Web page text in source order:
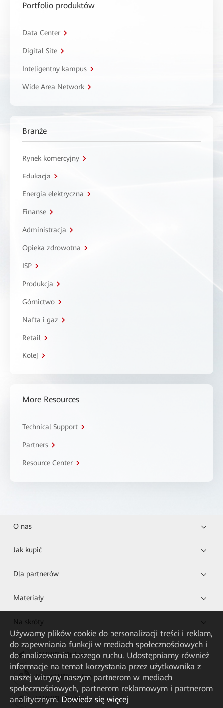
Portfolio produktów
Data Center
Digital Site
Inteligentny kampus
Wide Area Network
Branże
Rynek komercyjny
Edukacja
Energia elektryczna
Finanse
Administracja
Opieka zdrowotna
ISP
Produkcja
Górnictwo
Nafta i gaz
Retail
Kolej
More Resources
Technical Support
Partners
Resource Center
O nas
Jak kupić
Dla partnerów
Materiały
Na skróty
HUAWEI eKit App
Huawei HiKnow App
HUAWEI eFly App
Używamy plików cookie do personalizacji treści i reklam,
do zapewniania funkcji w mediach społecznościowych i
do analizowania naszego ruchu. Udostępniamy również
informacje na temat korzystania przez użytkownika z
naszej witryny naszym partnerom w mediach
społecznościowych, partnerom reklamowym i partnerom
analitycznym. Dowiedz się więcej